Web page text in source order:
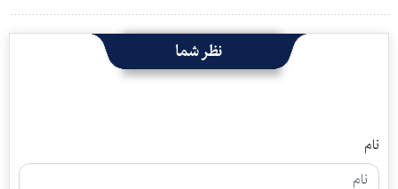
نظر شما
نام